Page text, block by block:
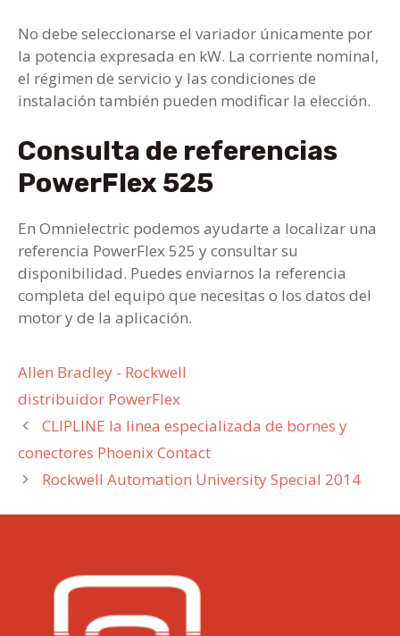
No debe seleccionarse el variador únicamente por
la potencia expresada en kW. La corriente nominal,
el régimen de servicio y las condiciones de
instalación también pueden modificar la elección.
Consulta de referencias
PowerFlex 525
En Omnielectric podemos ayudarte a localizar una
referencia PowerFlex 525 y consultar su
disponibilidad. Puedes enviarnos la referencia
completa del equipo que necesitas o los datos del
motor y de la aplicación.
Categorías
Allen Bradley - Rockwell
Etiquetas
distribuidor PowerFlex
CLIPLINE la linea especializada de bornes y
conectores Phoenix Contact
Rockwell Automation University Special 2014